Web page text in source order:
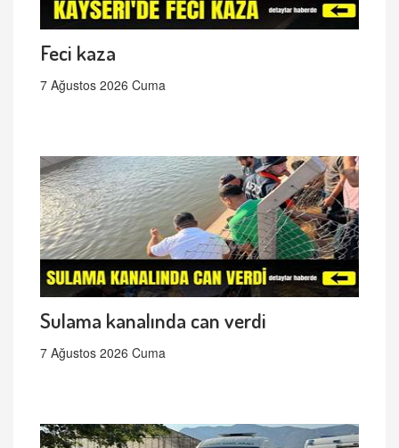
Feci kaza
7 Ağustos 2026 Cuma
Sulama kanalında can verdi
7 Ağustos 2026 Cuma